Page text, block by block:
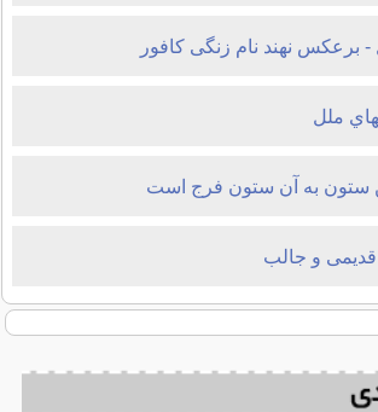
برعكس نهند نام زنگی كافور
ملل
ستون به آن ستون فرج است
و جالب